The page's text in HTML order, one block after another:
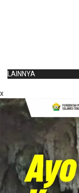
LAINNYA
x